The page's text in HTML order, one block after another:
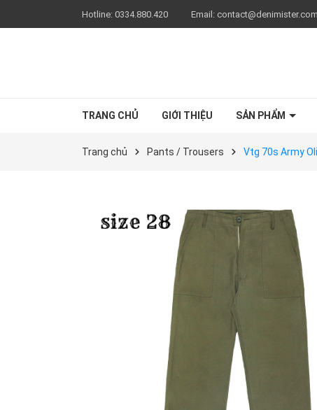
Hotline: 0334.880.420 Email: contact@denimister.com
TRANG CHỦ GIỚI THIỆU SẢN PHẨM
Trang chủ Pants / Trousers Vtg 70s Army